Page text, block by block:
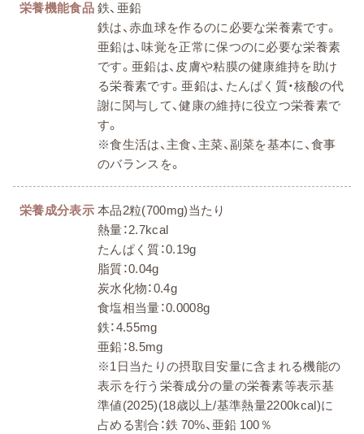
栄養機能食品鉄、亜鉛
鉄は、赤血球を作るのに必要な栄養素です。
亜鉛は、味覚を正常に保つのに必要な栄養素
です。亜鉛は、皮膚や粘膜の健康維持を助け
る栄養素です。亜鉛は、たんぱく質・核酸の代
謝に関与して、健康の維持に役立つ栄養素で
す。
※食生活は、主食、主菜、副菜を基本に、食事
のバランスを。
栄養成分表示本品2粒(700mg)当たり
熱量：2.7kcal
たんぱく質：0.19g
脂質：0.04g
炭水化物：0.4g
食塩相当量：0.0008g
鉄：4.55mg
亜鉛：8.5mg
※1日当たりの摂取目安量に含まれる機能の
表示を行う栄養成分の量の栄養素等表示基
準値(2025)(18歳以上/基準熱量2200kcal)に
占める割合：鉄 70%、亜鉛 100％